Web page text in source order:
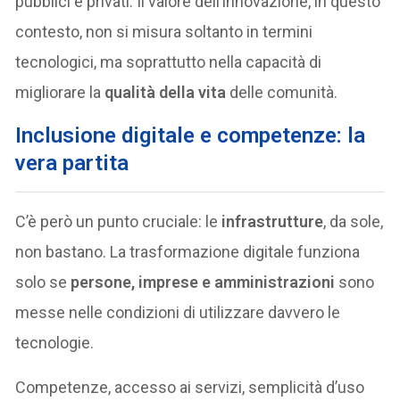
contesto, non si misura soltanto in termini
tecnologici, ma soprattutto nella capacità di
migliorare la qualità della vita delle comunità.
Inclusione digitale e competenze: la
vera partita
C’è però un punto cruciale: le infrastrutture, da sole,
non bastano. La trasformazione digitale funziona
solo se persone, imprese e amministrazioni sono
messe nelle condizioni di utilizzare davvero le
tecnologie.
Competenze, accesso ai servizi, semplicità d’uso